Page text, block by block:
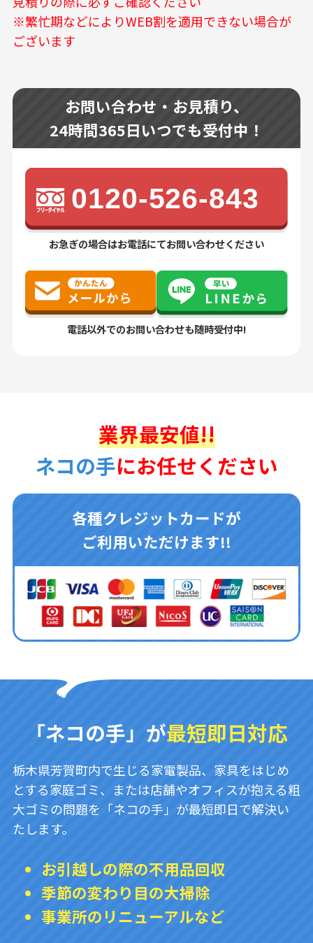
※繁忙期などによりWEB割を適用できない場合が
ございます
お問い合わせ・お見積り、
24時間365日いつでも受付中！
0120-526-843
お急ぎの場合はお電話にてお問い合わせください
電話以外でのお問い合わせも随時受付中!
業界最安値!!
ネコの手にお任せください
各種クレジットカードが
ご利用いただけます!!
「ネコの手」が最短即日対応
栃木県芳賀町内で生じる家電製品、家具をはじめ
とする家庭ゴミ、または店舗やオフィスが抱える粗
大ゴミの問題を「ネコの手」が最短即日で解決い
たします。
お引越しの際の不用品回収
季節の変わり目の大掃除
事業所のリニューアルなど